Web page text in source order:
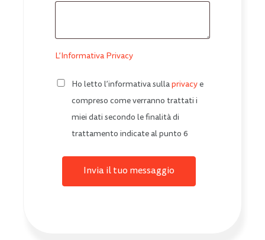
L’Informativa Privacy
Ho letto l’informativa sulla privacy e
compreso come verranno trattati i
miei dati secondo le finalità di
trattamento indicate al punto 6
Invia il tuo messaggio